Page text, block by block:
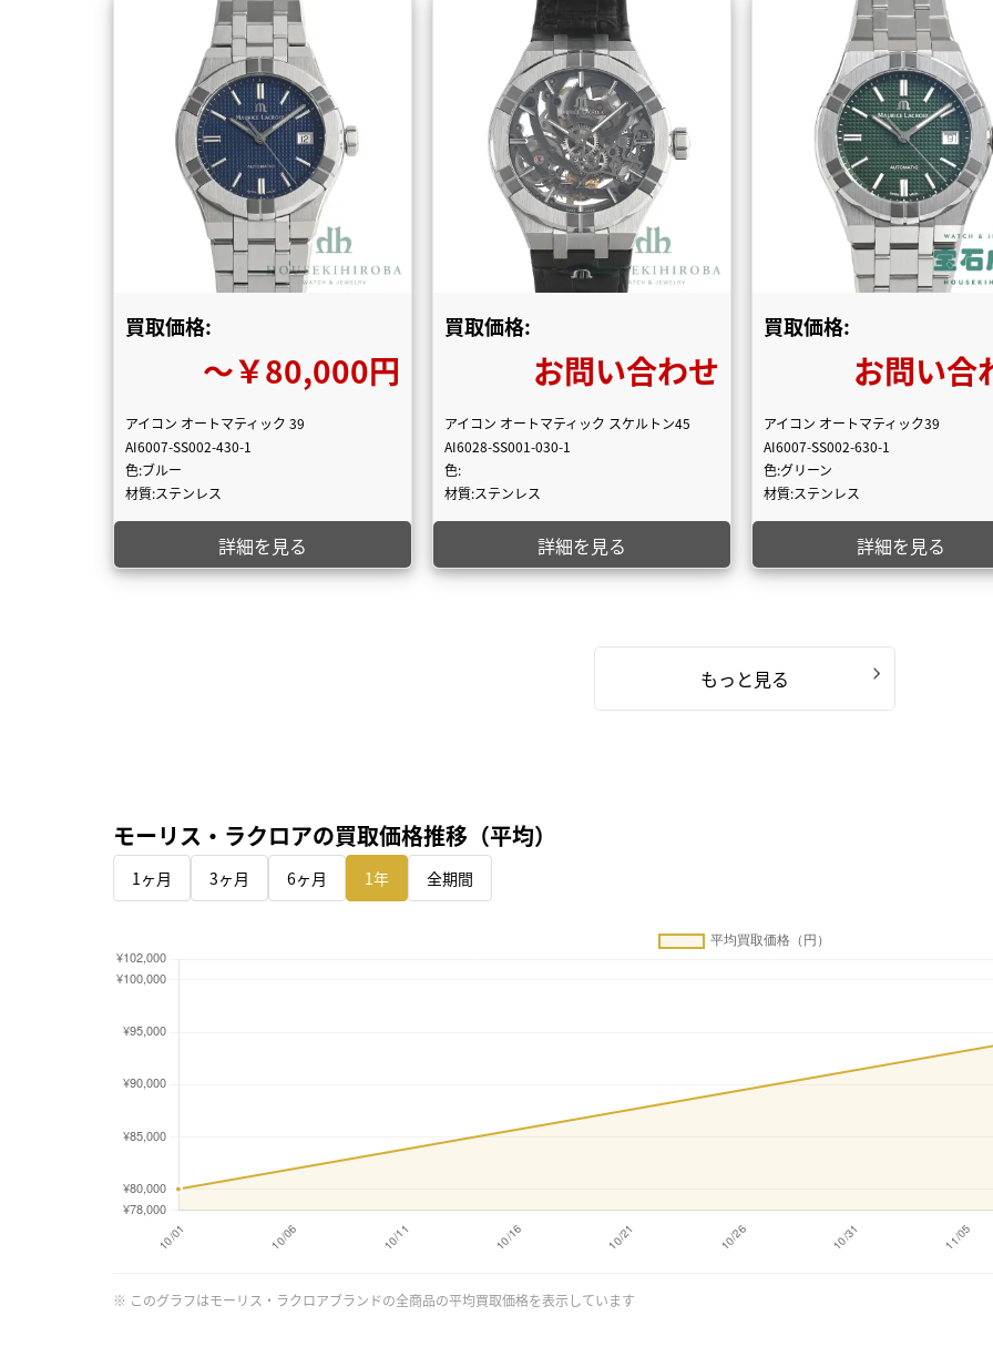
買取価格:
〜￥80,000円
アイコン オートマティック 39
AI6007-SS002-430-1
色:ブルー
材質:ステンレス
詳細を見る
買取価格:
お問い合わせ
アイコン オートマティック スケルトン45
AI6028-SS001-030-1
色:
材質:ステンレス
詳細を見る
買取価格:
お問い合
アイコン オートマティック39
AI6007-SS002-630-1
色:グリーン
材質:ステンレス
詳細を見る
もっと見る
モーリス・ラクロアの買取価格推移（平均）
1ヶ月 3ヶ月 6ヶ月 1年 全期間
※ このグラフはモーリス・ラクロアブランドの全商品の平均買取価格を表示しています